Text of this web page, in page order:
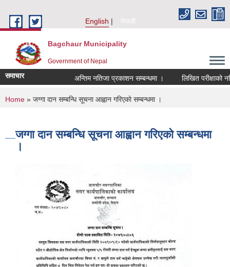
English
नेपाली
Bagchaur Municipality
Government of Nepal
समाचार अन्तिम नतिजा प्रकाशन सम्बन्धमा । लिखित परीक्षाको
You are here
Home » जग्गा दान सम्बन्धि सूचना आह्वान गरिएको सम्बन्धमा ।
जग्गा दान सम्बन्धि सूचना आह्वान गरिएको सम्बन्धमा
।